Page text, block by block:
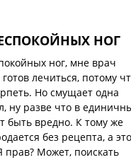
НОГ
ног, мне врач
лечиться, потому
Но смущает одна
ну разве что в
быть вредно. К тому же
без рецепта, а это
прав? Может, поискать